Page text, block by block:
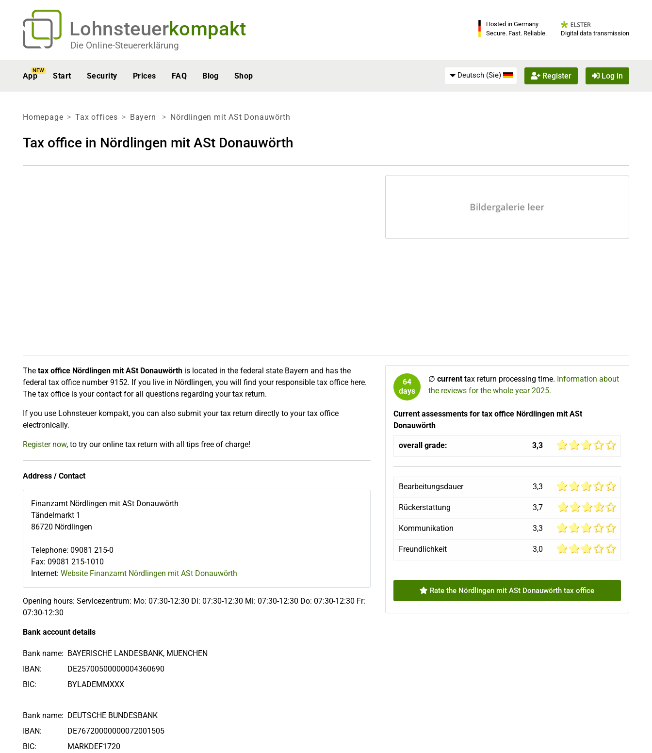
Lohnsteuerkompakt
Die Online-Steuererklärung
Hosted in Germany
Secure. Fast. Reliable.
Digital data transmission
App
NEW
Start Security Prices FAQ Blog Shop Deutsch (Sie) Register Log in
Homepage Tax offices Bayern Nördlingen mit ASt Donauwörth
Tax office in Nördlingen mit ASt Donauwörth
The tax office Nördlingen mit ASt Donauwörth is located in the federal state Bayern and has the
federal tax office number 9152. If you live in Nördlingen, you will find your responsible tax office here.
The tax office is your contact for all questions regarding your tax return.
If you use Lohnsteuer kompakt, you can also submit your tax return directly to your tax office
electronically.
Register now, to try our online tax return with all tips free of charge!
Address / Contact
Finanzamt Nördlingen mit ASt Donauwörth
Tändelmarkt 1
86720 Nördlingen
Telephone: 09081 215-0
Fax: 09081 215-1010
Internet: Website Finanzamt Nördlingen mit ASt Donauwörth
Opening hours: Servicezentrum: Mo: 07:30-12:30 Di: 07:30-12:30 Mi: 07:30-12:30 Do: 07:30-12:30 Fr:
07:30-12:30
Bank account details
Bank name: BAYERISCHE LANDESBANK, MUENCHEN
IBAN:
DE25700500000004360690
BIC:
BYLADEMMXXX
Bank name: DEUTSCHE BUNDESBANK
IBAN:
DE76720000000072001505
BIC:
MARKDEF1720
64
days
∅ currenttax return processing time. Information about
the reviews for the whole year 2025.
Current assessments for tax office Nördlingen mit ASt
Donauwörth
overall grade: 3,3
Bearbeitungsdauer 3,3
Rückerstattung 3,7
Kommunikation 3,3
Freundlichkeit 3,0
Rate the Nördlingen mit ASt Donauwörth tax office